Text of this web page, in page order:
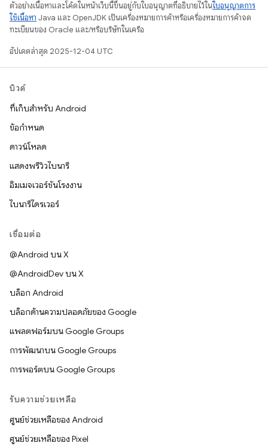
ตัวอย่างเนื้อหาและโค้ดในหน้าเว็บนี้ขึ้นอยู่กับใบอนุญาตที่อธิบายไว้ในใบอนุญาตการ
ใช้เนื้อหา Java และ OpenJDK เป็นเครื่องหมายการค้าหรือเครื่องหมายการค้าจด
ทะเบียนของ Oracle และ/หรือบริษัทในเครือ
อัปเดตล่าสุด 2025-12-04 UTC
บิวด์
ที่เก็บสำหรับ Android
ข้อกำหนด
ดาวน์โหลด
แสดงพรีวิวไบนารี
อิมเมจเวอร์ชันโรงงาน
ไบนารีไดรเวอร์
เชื่อมต่อ
@Android บน X
@AndroidDev บน X
บล็อก Android
บล็อกด้านความปลอดภัยของ Google
แพลตฟอร์มบน Google Groups
การพัฒนาบน Google Groups
การพอร์ตบน Google Groups
รับความช่วยเหลือ
ศูนย์ช่วยเหลือของ Android
ศูนย์ช่วยเหลือของ Pixel